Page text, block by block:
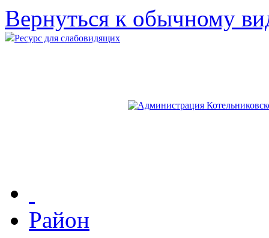
Вернуться к обычному
Ресурс для слабовидящих
Район